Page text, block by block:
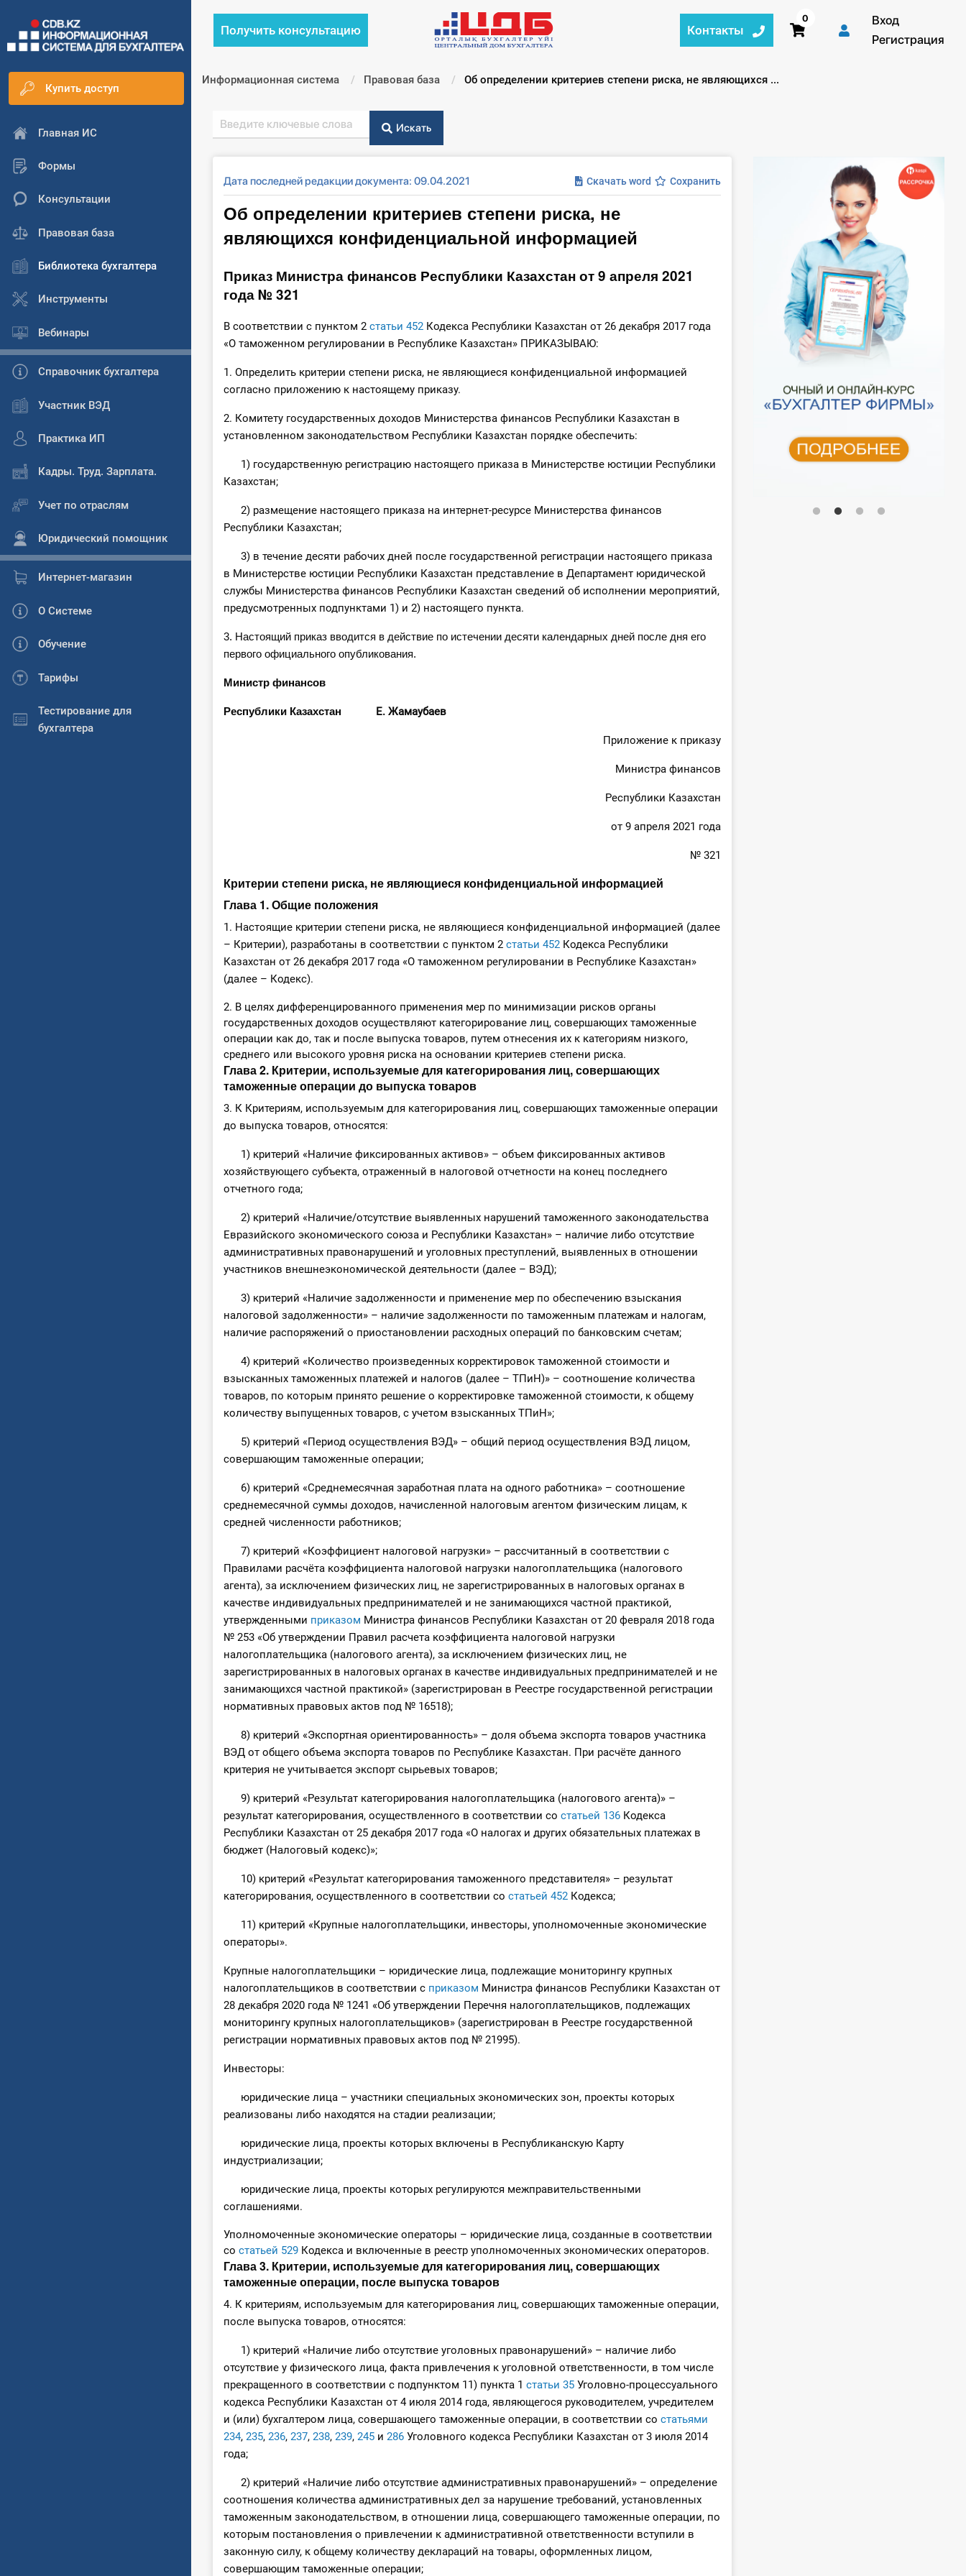
Купить доступ
Главная ИС
Формы
Консультации
Правовая база
Библиотека бухгалтера
Инструменты
Вебинары
Справочник бухгалтера
Участник ВЭД
Практика ИП
Кадры. Труд. Зарплата.
Учет по отраслям
Юридический помощник
Интернет-магазин
О Системе
Обучение
Тарифы
Тестирование для
бухгалтера
Получить консультацию Контакты
0
Вход
Регистрация
Информационная система Правовая база Текущий:
Об определении критериев степени риска, не являющихся ...
Искать
Дата последней редакции документа: 09.04.2021 Скачать word Сохранить
Об определении критериев степени риска, не
являющихся конфиденциальной информацией
Приказ Министра финансов Республики Казахстан от 9 апреля 2021
года № 321
В соответствии с пунктом 2 статьи 452 Кодекса Республики Казахстан от 26 декабря 2017 года
«О таможенном регулировании в Республике Казахстан» ПРИКАЗЫВАЮ:
1. Определить критерии степени риска, не являющиеся конфиденциальной информацией
согласно приложению к настоящему приказу.
2. Комитету государственных доходов Министерства финансов Республики Казахстан в
установленном законодательством Республики Казахстан порядке обеспечить:
1) государственную регистрацию настоящего приказа в Министерстве юстиции Республики
Казахстан;
2) размещение настоящего приказа на интернет-ресурсе Министерства финансов
Республики Казахстан;
3) в течение десяти рабочих дней после государственной регистрации настоящего приказа
в Министерстве юстиции Республики Казахстан представление в Департамент юридической
службы Министерства финансов Республики Казахстан сведений об исполнении мероприятий,
предусмотренных подпунктами 1) и 2) настоящего пункта.
3. Настоящий приказ вводится в действие по истечении десяти календарных дней после дня его
первого официального опубликования.
Министр финансов
Республики Казахстан Е. Жамаубаев
Приложение к приказу
Министра финансов
Республики Казахстан
от 9 апреля 2021 года
№ 321
Критерии степени риска, не являющиеся конфиденциальной информацией
Глава 1. Общие положения
1. Настоящие критерии степени риска, не являющиеся конфиденциальной информацией (далее
– Критерии), разработаны в соответствии с пунктом 2 статьи 452 Кодекса Республики
Казахстан от 26 декабря 2017 года «О таможенном регулировании в Республике Казахстан»
(далее – Кодекс).
2. В целях дифференцированного применения мер по минимизации рисков органы
государственных доходов осуществляют категорирование лиц, совершающих таможенные
операции как до, так и после выпуска товаров, путем отнесения их к категориям низкого,
среднего или высокого уровня риска на основании критериев степени риска.
Глава 2. Критерии, используемые для категорирования лиц, совершающих
таможенные операции до выпуска товаров
3. К Критериям, используемым для категорирования лиц, совершающих таможенные операции
до выпуска товаров, относятся:
1) критерий «Наличие фиксированных активов» – объем фиксированных активов
хозяйствующего субъекта, отраженный в налоговой отчетности на конец последнего
отчетного года;
2) критерий «Наличие/отсутствие выявленных нарушений таможенного законодательства
Евразийского экономического союза и Республики Казахстан» – наличие либо отсутствие
административных правонарушений и уголовных преступлений, выявленных в отношении
участников внешнеэкономической деятельности (далее – ВЭД);
3) критерий «Наличие задолженности и применение мер по обеспечению взыскания
налоговой задолженности» – наличие задолженности по таможенным платежам и налогам,
наличие распоряжений о приостановлении расходных операций по банковским счетам;
4) критерий «Количество произведенных корректировок таможенной стоимости и
взысканных таможенных платежей и налогов (далее – ТПиН)» – соотношение количества
товаров, по которым принято решение о корректировке таможенной стоимости, к общему
количеству выпущенных товаров, с учетом взысканных ТПиН»;
5) критерий «Период осуществления ВЭД» – общий период осуществления ВЭД лицом,
совершающим таможенные операции;
6) критерий «Среднемесячная заработная плата на одного работника» – соотношение
среднемесячной суммы доходов, начисленной налоговым агентом физическим лицам, к
средней численности работников;
7) критерий «Коэффициент налоговой нагрузки» – рассчитанный в соответствии с
Правилами расчёта коэффициента налоговой нагрузки налогоплательщика (налогового
агента), за исключением физических лиц, не зарегистрированных в налоговых органах в
качестве индивидуальных предпринимателей и не занимающихся частной практикой,
утвержденными приказом Министра финансов Республики Казахстан от 20 февраля 2018 года
№ 253 «Об утверждении Правил расчета коэффициента налоговой нагрузки
налогоплательщика (налогового агента), за исключением физических лиц, не
зарегистрированных в налоговых органах в качестве индивидуальных предпринимателей и не
занимающихся частной практикой» (зарегистрирован в Реестре государственной регистрации
нормативных правовых актов под № 16518);
8) критерий «Экспортная ориентированность» – доля объема экспорта товаров участника
ВЭД от общего объема экспорта товаров по Республике Казахстан. При расчёте данного
критерия не учитывается экспорт сырьевых товаров;
9) критерий «Результат категорирования налогоплательщика (налогового агента)» –
результат категорирования, осуществленного в соответствии со статьей 136 Кодекса
Республики Казахстан от 25 декабря 2017 года «О налогах и других обязательных платежах в
бюджет (Налоговый кодекс)»;
10) критерий «Результат категорирования таможенного представителя» – результат
категорирования, осуществленного в соответствии со статьей 452 Кодекса;
11) критерий «Крупные налогоплательщики, инвесторы, уполномоченные экономические
операторы».
Крупные налогоплательщики – юридические лица, подлежащие мониторингу крупных
налогоплательщиков в соответствии с приказом Министра финансов Республики Казахстан от
28 декабря 2020 года № 1241 «Об утверждении Перечня налогоплательщиков, подлежащих
мониторингу крупных налогоплательщиков» (зарегистрирован в Реестре государственной
регистрации нормативных правовых актов под № 21995).
Инвесторы:
юридические лица – участники специальных экономических зон, проекты которых
реализованы либо находятся на стадии реализации;
юридические лица, проекты которых включены в Республиканскую Карту
индустриализации;
юридические лица, проекты которых регулируются межправительственными
соглашениями.
Уполномоченные экономические операторы – юридические лица, созданные в соответствии
со статьей 529 Кодекса и включенные в реестр уполномоченных экономических операторов.
Глава 3. Критерии, используемые для категорирования лиц, совершающих
таможенные операции, после выпуска товаров
4. К критериям, используемым для категорирования лиц, совершающих таможенные операции,
после выпуска товаров, относятся:
1) критерий «Наличие либо отсутствие уголовных правонарушений» – наличие либо
отсутствие у физического лица, факта привлечения к уголовной ответственности, в том числе
прекращенного в соответствии с подпунктом 11) пункта 1 статьи 35 Уголовно-процессуального
кодекса Республики Казахстан от 4 июля 2014 года, являющегося руководителем, учредителем
и (или) бухгалтером лица, совершающего таможенные операции, в соответствии со статьями
234, 235, 236, 237, 238, 239, 245 и 286 Уголовного кодекса Республики Казахстан от 3 июля 2014
года;
2) критерий «Наличие либо отсутствие административных правонарушений» – определение
соотношения количества административных дел за нарушение требований, установленных
таможенным законодательством, в отношении лица, совершающего таможенные операции, по
которым постановления о привлечении к административной ответственности вступили в
законную силу, к общему количеству деклараций на товары, оформленных лицом,
совершающим таможенные операции;